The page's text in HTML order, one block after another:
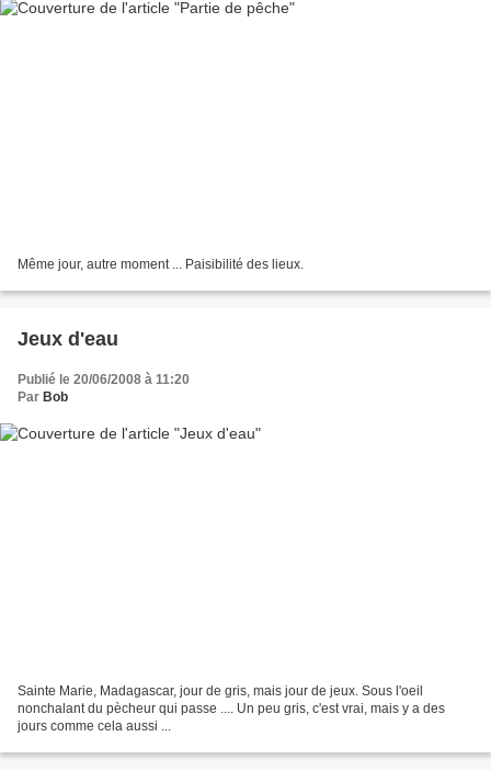
Même jour, autre moment ... Paisibilité des lieux.
Jeux d'eau
Publié le 20/06/2008 à 11:20
Par Bob
Sainte Marie, Madagascar, jour de gris, mais jour de jeux. Sous l'oeil
nonchalant du pècheur qui passe .... Un peu gris, c'est vrai, mais y a des
jours comme cela aussi ...